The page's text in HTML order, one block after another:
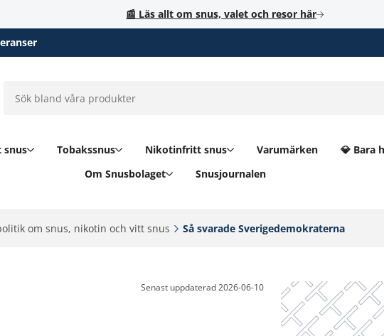
📰 Läs allt om snus, valet och resor här
snus Tobakssnus Nikotinfritt snus Varumärken
💎 Bara
Om Snusbolaget
Snusjournalen
om snus, nikotin och vitt snus‎ Så svarade Sverigedemokraterna‎
Senast uppdaterad2026-06-10